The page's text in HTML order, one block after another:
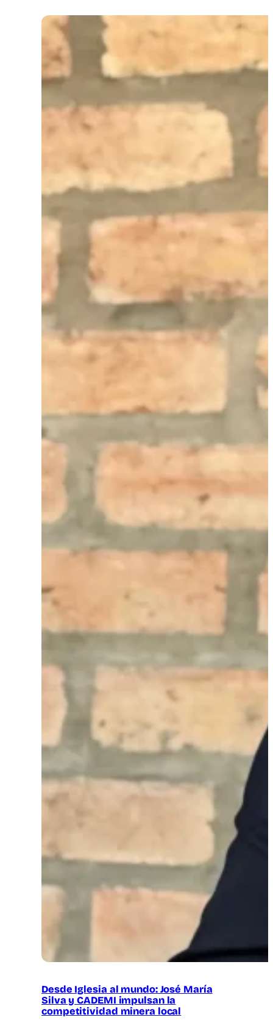
Desde Iglesia al mundo: José María
Silva y CADEMI impulsan la
competitividad minera local